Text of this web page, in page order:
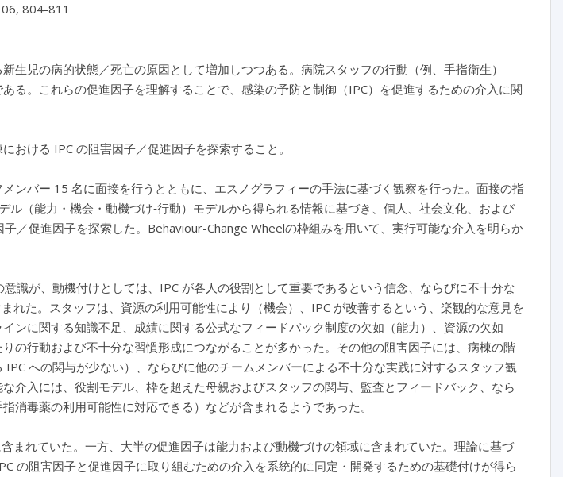
804-811
生児の病的状態／死亡の原因として増加しつつある。病院スタッフの行動（例、手指衛生）
る。これらの促進因子を理解することで、感染の予防と制御（IPC）を促進するための介入に関
おける IPC の阻害因子／促進因子を探索すること。
ンバー 15 名に面接を行うとともに、エスノグラフィーの手法に基づく観察を行った。面接の指
ル（能力・機会・動機づけ‐行動）モデルから得られる情報に基づき、個人、社会文化、および
／促進因子を探索した。Behaviour-Change Wheelの枠組みを用いて、実行可能な介入を明らか
識が、動機付けとしては、IPC が各人の役割として重要であるという信念、ならびに不十分な
れた。スタッフは、資源の利用可能性により（機会）、IPC が改善するという、楽観的な意見を
ンに関する知識不足、成績に関する公式なフィードバック制度の欠如（能力）、資源の欠如
りの行動および不十分な習慣形成につながることが多かった。その他の阻害因子には、病棟の階
への関与が少ない）、ならびに他のチームメンバーによる不十分な実践に対するスタッフ観
介入には、役割モデル、枠を超えた母親およびスタッフの関与、監査とフィードバック、なら
消毒薬の利用可能性に対応できる）などが含まれるようであった。
まれていた。一方、大半の促進因子は能力および動機づけの領域に含まれていた。理論に基づ
の阻害因子と促進因子に取り組むための介入を系統的に同定・開発するための基礎付けが得ら